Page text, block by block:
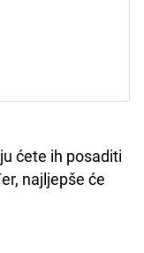
ćete ih posaditi
najljepše će